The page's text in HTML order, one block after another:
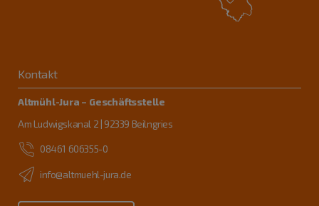
Kontakt
Altmühl-Jura – Geschäftsstelle
Am Ludwigskanal 2 | 92339 Beilngries
08461 606355-0
info@altmuehl-jura.de